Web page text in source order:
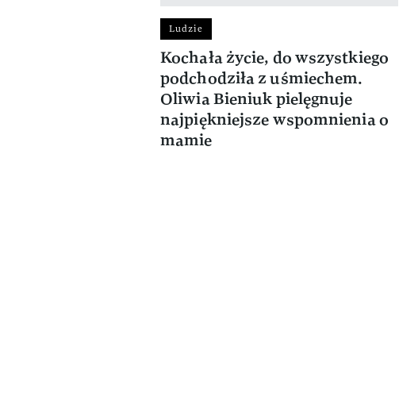
Ludzie
Kochała życie, do wszystkiego
podchodziła z uśmiechem.
Oliwia Bieniuk pielęgnuje
najpiękniejsze wspomnienia o
mamie